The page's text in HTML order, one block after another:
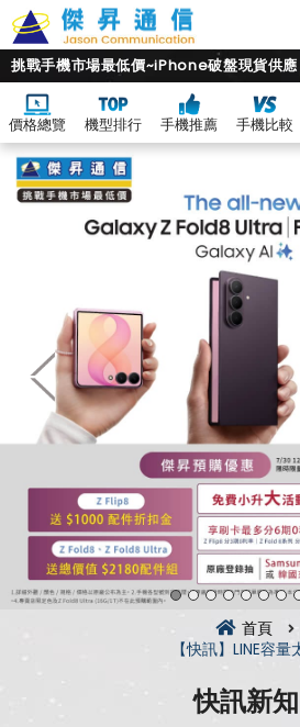
挑戰手機市場最低價~iPhone破盤現貨供應
價格總覽 機型排行 手機推薦 手機比較
首頁
【快訊】LINE容
快訊新知